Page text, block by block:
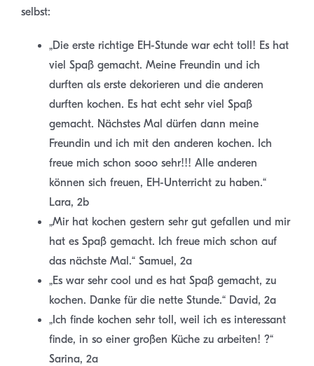
selbst:
„Die erste richtige EH-Stunde war echt toll! Es hat
viel Spaß gemacht. Meine Freundin und ich
durften als erste dekorieren und die anderen
durften kochen. Es hat echt sehr viel Spaß
gemacht. Nächstes Mal dürfen dann meine
Freundin und ich mit den anderen kochen. Ich
freue mich schon sooo sehr!!! Alle anderen
können sich freuen, EH-Unterricht zu haben.“
Lara, 2b
„Mir hat kochen gestern sehr gut gefallen und mir
hat es Spaß gemacht. Ich freue mich schon auf
das nächste Mal.“ Samuel, 2a
„Es war sehr cool und es hat Spaß gemacht, zu
kochen. Danke für die nette Stunde.“ David, 2a
„Ich finde kochen sehr toll, weil ich es interessant
finde, in so einer großen Küche zu arbeiten! ?“
Sarina, 2a